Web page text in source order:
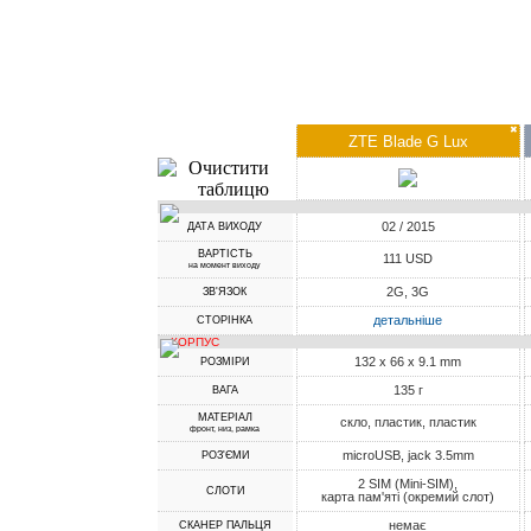
✖
ZTE Blade G Lux
ДАТА ВИХОДУ 02 / 2015
ВАРТІСТЬ
на момент виходу 111 USD
ЗВ'ЯЗОК 2G, 3G
СТОРІНКА детальніше
КОРПУС
РОЗМІРИ 132 x 66 x 9.1 mm
ВАГА 135 г
МАТЕРІАЛ
фронт, низ, рамка скло, пластик, пластик
РОЗ'ЄМИ microUSB, jack 3.5mm
СЛОТИ
2 SIM (Mini-SIM),
карта пам'яті (окремий слот)
СКАНЕР ПАЛЬЦЯ немає